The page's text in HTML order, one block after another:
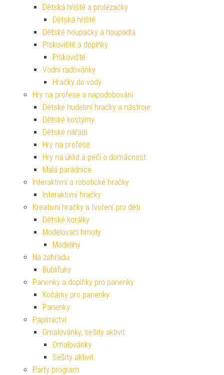
Dětská hřiště a prolézačky
Dětská hřiště
Dětské houpačky a houpadla
Pískoviště a doplňky
Pískoviště
Vodní radovánky
Hračky do vody
Hry na profese a napodobování
Dětské hudební hračky a nástroje
Dětské kostýmy
Dětské nářadí
Hry na profese
Hry na úklid a péči o domácnost
Malá parádnice
Interaktivní a robotické hračky
Interaktivní hračky
Kreativní hračky a tvoření pro děti
Dětské korálky
Modelovací hmoty
Modelíny
Na zahradu
Bublifuky
Panenky a doplňky pro panenky
Kočárky pro panenky
Panenky
Papírnictví
Omalovánky, sešity aktivit
Omalovánky
Sešity aktivit
Party program